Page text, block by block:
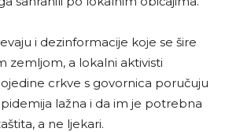
i dezinformacije koje se šire
zemljom, a lokalni aktivisti
crkve s govornica poručuju
lažna i da im je potrebna
a ne ljekari.